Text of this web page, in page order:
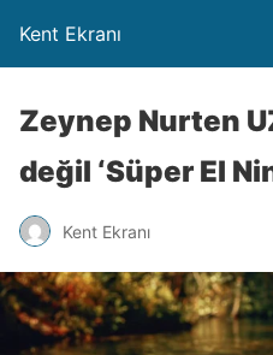
Kent Ekranı
Zeynep Nurten
değil ‘Süper El
Kent Ekranı